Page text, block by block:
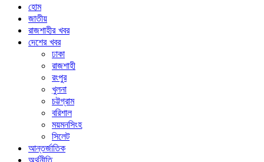
হোম
জাতীয়
রাজশাহীর খবর
দেশের খবর
ঢাকা
রাজশাহী
রংপুর
খুলনা
চট্টগ্রাম
বরিশাল
ময়মনসিংহ
সিলেট
আন্তর্জাতিক
অর্থনীতি